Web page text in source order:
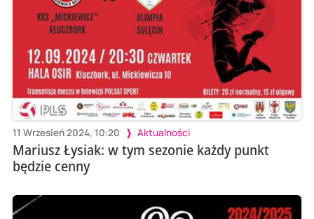
11 Wrzesień 2024, 10:20 Aktualności
Mariusz Łysiak: w tym sezonie każdy punkt
będzie cenny